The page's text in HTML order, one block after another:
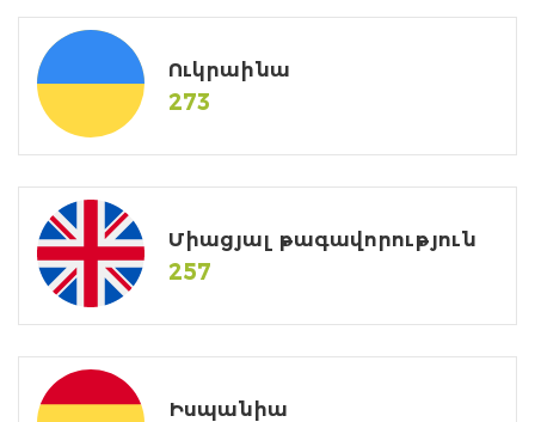
Ուկրաինա
273
Միացյալ թագավորություն
257
Իսպանիա